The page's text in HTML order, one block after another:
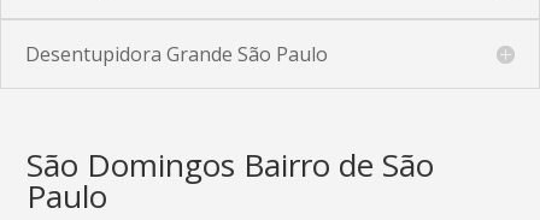
Desentupidora Grande São Paulo
São Domingos Bairro de São
Paulo